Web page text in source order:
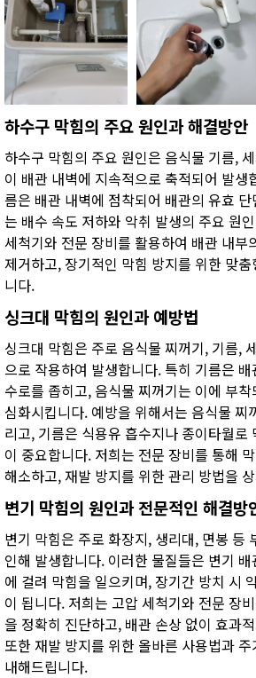
하수구 막힘의 주요 원인과 해결방안
하수구 막힘의 주요 원인은 음식물 기름,
이 배관 내벽에 지속적으로 축적되어 발생
름은 배관 내벽에 점착되어 배관의 유효
는 배수 속도 저하와 악취 발생의 주요 원
세척기와 전문 장비를 활용하여 배관 내부
제거하고, 장기적인 막힘 방지를 위한 맞
니다.
싱크대 막힘의 원인과 예방법
싱크대 막힘은 주로 음식물 찌꺼기, 기름,
으로 작용하여 발생합니다. 특히 기름은
수로를 좁히고, 음식물 찌꺼기는 이에 부
심화시킵니다. 예방을 위해서는 음식물 찌
리고, 기름은 식용유 흡수지나 종이타월로
이 중요합니다. 저희는 전문 장비를 통해
해소하고, 재발 방지를 위한 관리 방법을
변기 막힘의 원인과 전문적인 해결방
변기 막힘은 주로 화장지, 생리대, 면봉 등
인해 발생합니다. 이러한 물질들은 변기
에 걸려 막힘을 일으키며, 장기간 방치 시
이 됩니다. 저희는 고압 세척기와 전문 장
을 정확히 진단하고, 배관 손상 없이 효과
또한 재발 방지를 위한 올바른 사용법과
내해드립니다.